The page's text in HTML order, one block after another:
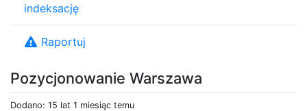
Pozycjonowanie Warszawa
Dodano: 15 lat 1 miesiąc temu
indeksację
Raportuj